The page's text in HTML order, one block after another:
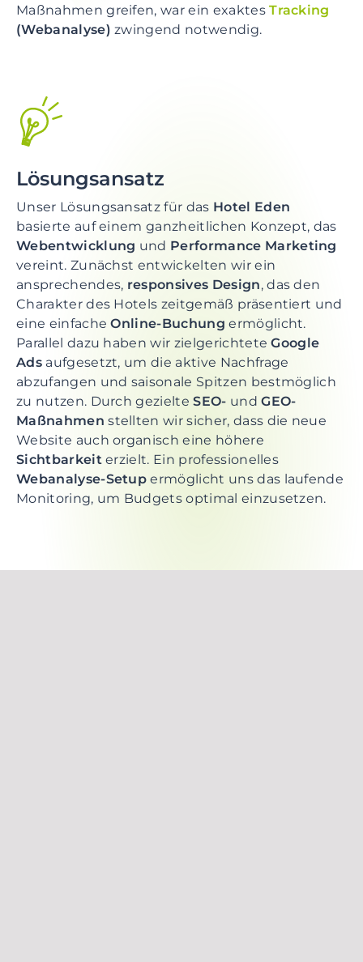
Maßnahmen greifen, war ein exaktesTracking
(Webanalyse) zwingend notwendig.
Lösungsansatz
Unser Lösungsansatz für das Hotel Eden
basierte auf einem ganzheitlichen Konzept, das
Webentwicklung und Performance Marketing
vereint. Zunächst entwickelten wir ein
ansprechendes, responsives Design, das den
Charakter des Hotels zeitgemäß präsentiert und
eine einfacheOnline-Buchung ermöglicht.
Parallel dazu haben wir zielgerichteteGoogle
Adsaufgesetzt, um die aktive Nachfrage
abzufangen und saisonale Spitzen bestmöglich
zu nutzen. Durch gezielteSEO- undGEO-
Maßnahmen stellten wir sicher, dass die neue
Website auch organisch eine höhere
Sichtbarkeiterzielt. Ein professionelles
Webanalyse-Setup ermöglicht uns das laufende
Monitoring, um Budgets optimal einzusetzen.